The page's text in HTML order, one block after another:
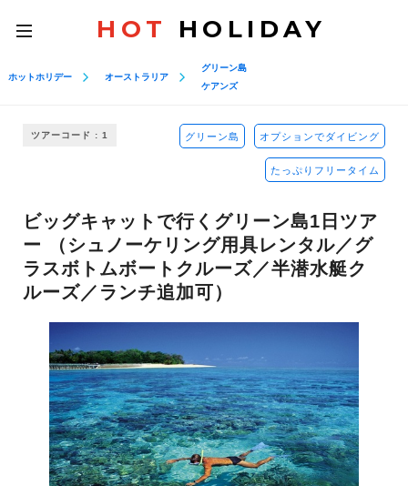
toggle
navigation
HOT HOLIDAY
ホットホリデー オーストラリア
グリーン島
ケアンズ
ツアーコード : 1 グリーン島 オプションでダイビング
たっぷりフリータイム
ビッグキャットで行くグリーン島1日ツア
ー （シュノーケリング用具レンタル／グ
ラスボトムボートクルーズ／半潜水艇ク
ルーズ／ランチ追加可）